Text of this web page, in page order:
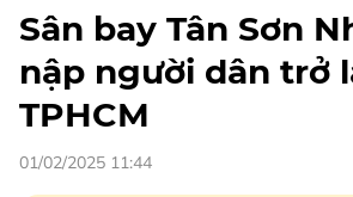
Sân bay Tân Sơn
nập người dân trở
TPHCM
01/02/2025 11:44